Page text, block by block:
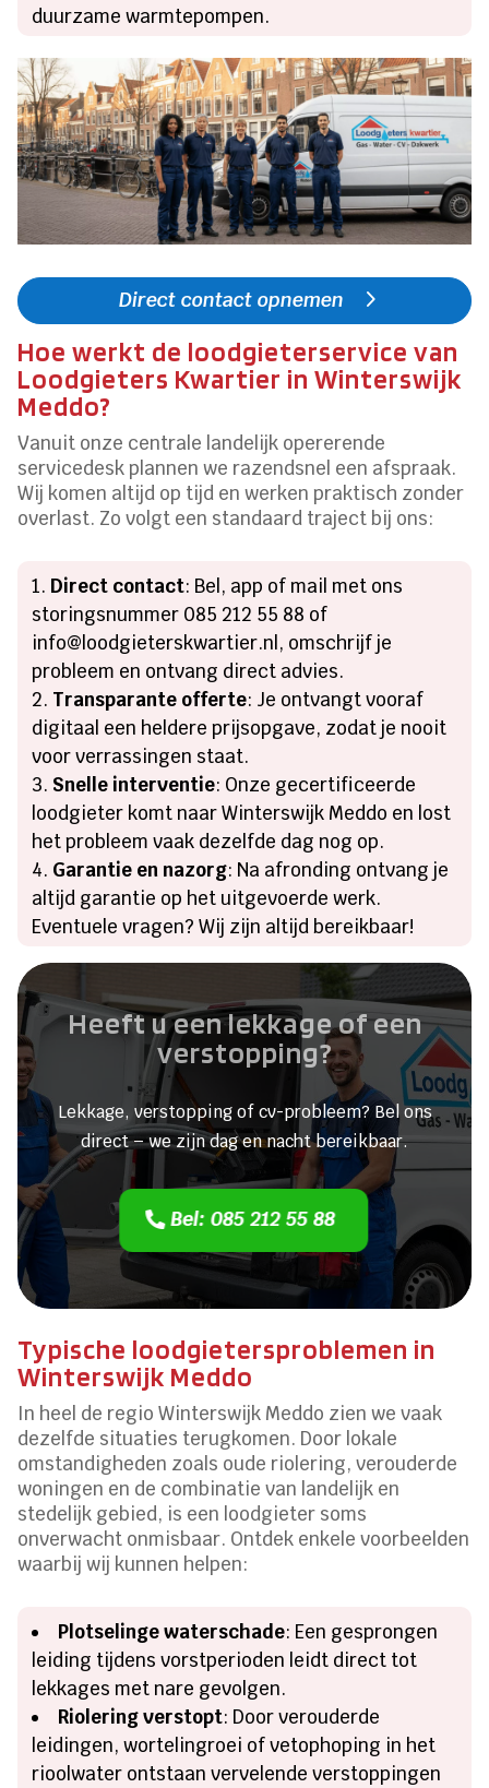
duurzame warmtepompen.
Direct contact opnemen
Hoe werkt de loodgieterservice van
Loodgieters Kwartier in Winterswijk
Meddo?
Vanuit onze centrale landelijk opererende
servicedesk plannen we razendsnel een afspraak.
Wij komen altijd op tijd en werken praktisch zonder
overlast. Zo volgt een standaard traject bij ons:
Direct contact: Bel, app of mail met ons
storingsnummer 085 212 55 88 of
info@loodgieterskwartier.nl, omschrijf je
probleem en ontvang direct advies.
Transparante offerte: Je ontvangt vooraf
digitaal een heldere prijsopgave, zodat je nooit
voor verrassingen staat.
Snelle interventie: Onze gecertificeerde
loodgieter komt naar Winterswijk Meddo en lost
het probleem vaak dezelfde dag nog op.
Garantie en nazorg: Na afronding ontvang je
altijd garantie op het uitgevoerde werk.
Eventuele vragen? Wij zijn altijd bereikbaar!
Heeft u een lekkage of een
verstopping?
Lekkage, verstopping of cv-probleem? Bel ons
direct – we zijn dag en nacht bereikbaar.
Bel: 085 212 55 88
Typische loodgietersproblemen in
Winterswijk Meddo
In heel de regio Winterswijk Meddo zien we vaak
dezelfde situaties terugkomen. Door lokale
omstandigheden zoals oude riolering, verouderde
woningen en de combinatie van landelijk en
stedelijk gebied, is een loodgieter soms
onverwacht onmisbaar. Ontdek enkele voorbeelden
waarbij wij kunnen helpen:
Plotselinge waterschade: Een gesprongen
leiding tijdens vorstperioden leidt direct tot
lekkages met nare gevolgen.
Riolering verstopt: Door verouderde
leidingen, wortelingroei of vetophoping in het
rioolwater ontstaan vervelende verstoppingen